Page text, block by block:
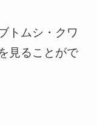
トムシ・クワ
見ることがで